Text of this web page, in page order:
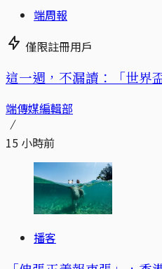
端周報
僅限註冊用戶
這一週，不漏讀：「世界
端傳媒編輯部
15 小時前
播客